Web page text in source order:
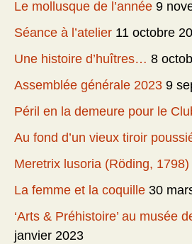
Le mollusque de l’année 9
Séance à l’atelier 11 octobre
Une histoire d’huîtres… 8
Assemblée générale 2023 9
Péril en la demeure pour le
Au fond d’un vieux tiroir
Meretrix lusoria (Röding, 1798)
La femme et la coquille 30
‘Arts & Préhistoire’ au musée
janvier 2023